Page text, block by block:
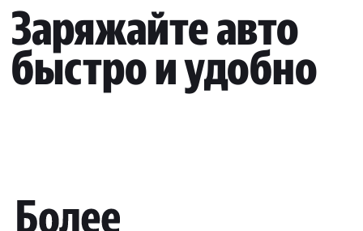
Заряжайте авто
быстро и удобно